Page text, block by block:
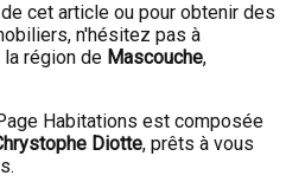
cet article ou pour obtenir des
n'hésitez pas à
région de Mascouche,
Habitations est composée
Diotte, prêts à vous